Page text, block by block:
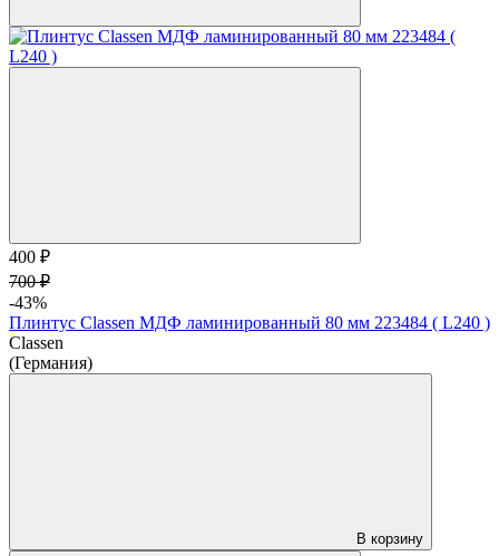
400 ₽
700 ₽
-43%
Плинтус Classen МДФ ламинированный 80 мм 223484 ( L240 )
Classen
(Германия)
В корзину